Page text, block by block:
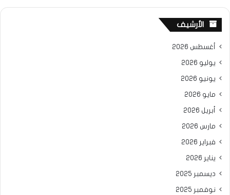
الأرشيف
أغسطس 2026
يوليو 2026
يونيو 2026
مايو 2026
أبريل 2026
مارس 2026
فبراير 2026
يناير 2026
ديسمبر 2025
نوفمبر 2025